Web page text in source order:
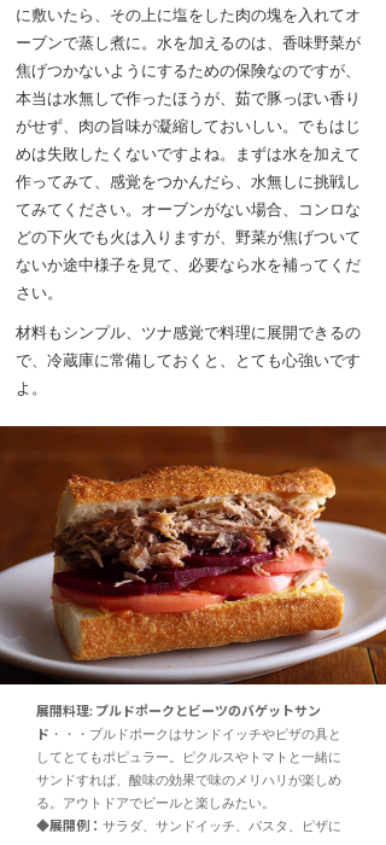
に敷いたら、その上に塩をした肉の塊を入れてオ
ーブンで蒸し煮に。水を加えるのは、香味野菜が
焦げつかないようにするための保険なのですが、
本当は水無しで作ったほうが、茹で豚っぽい香り
がせず、肉の旨味が凝縮しておいしい。でもはじ
めは失敗したくないですよね。まずは水を加えて
作ってみて、感覚をつかんだら、水無しに挑戦し
てみてください。オーブンがない場合、コンロな
どの下火でも火は入りますが、野菜が焦げついて
ないか途中様子を見て、必要なら水を補ってくだ
さい。
材料もシンプル、ツナ感覚で料理に展開できるの
で、冷蔵庫に常備しておくと、とても心強いです
よ。
展開料理: プルドポークとビーツのバゲットサン
ド ・・・プルドポークはサンドイッチやピザの具と
してとてもポピュラー。ピクルスやトマトと一緒に
サンドすれば、酸味の効果で味のメリハリが楽しめ
る。アウトドアでビールと楽しみたい。
◆展開例： サラダ、サンドイッチ、パスタ、ピザに